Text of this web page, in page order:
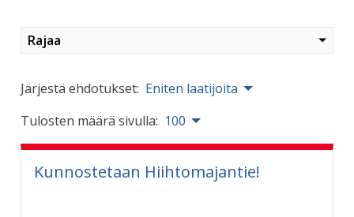
Rajaa
Järjestä ehdotukset: Eniten laatijoita
Tulosten määrä sivulla: 100
Kunnostetaan Hiihtomajantie!